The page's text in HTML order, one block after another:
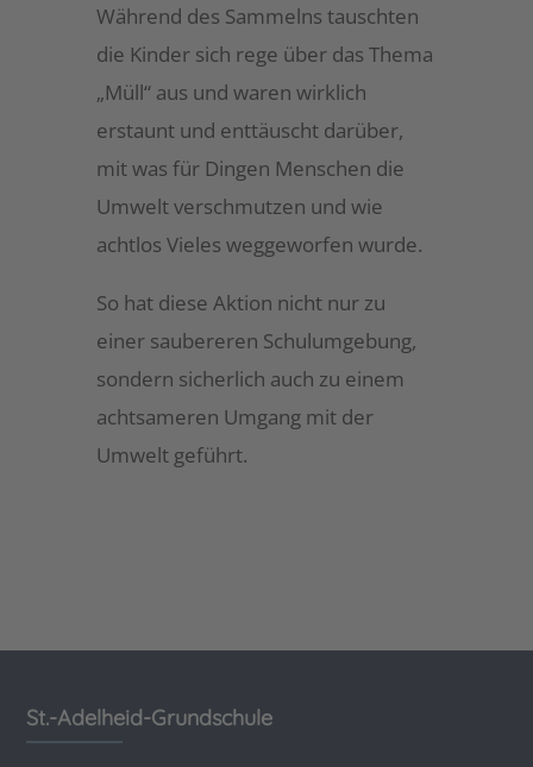
Während des Sammelns tauschten
die Kinder sich rege über das Thema
„Müll“ aus und waren wirklich
erstaunt und enttäuscht darüber,
mit was für Dingen Menschen die
Umwelt verschmutzen und wie
achtlos Vieles weggeworfen wurde.
So hat diese Aktion nicht nur zu
einer saubereren Schulumgebung,
sondern sicherlich auch zu einem
achtsameren Umgang mit der
Umwelt geführt.
St.-Adelheid-Grundschule